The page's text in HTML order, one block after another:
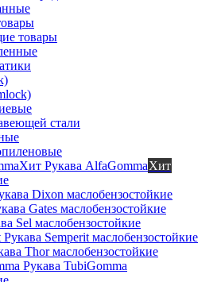
товары
стали
Рукава AlfaGommaХит
Dixon маслобензостойкие
Gates маслобензостойкие
Sel маслобензостойкие
Рукава Semperit маслобензостойкие
Thorмаслобензостойкие
Рукава TubiGomma